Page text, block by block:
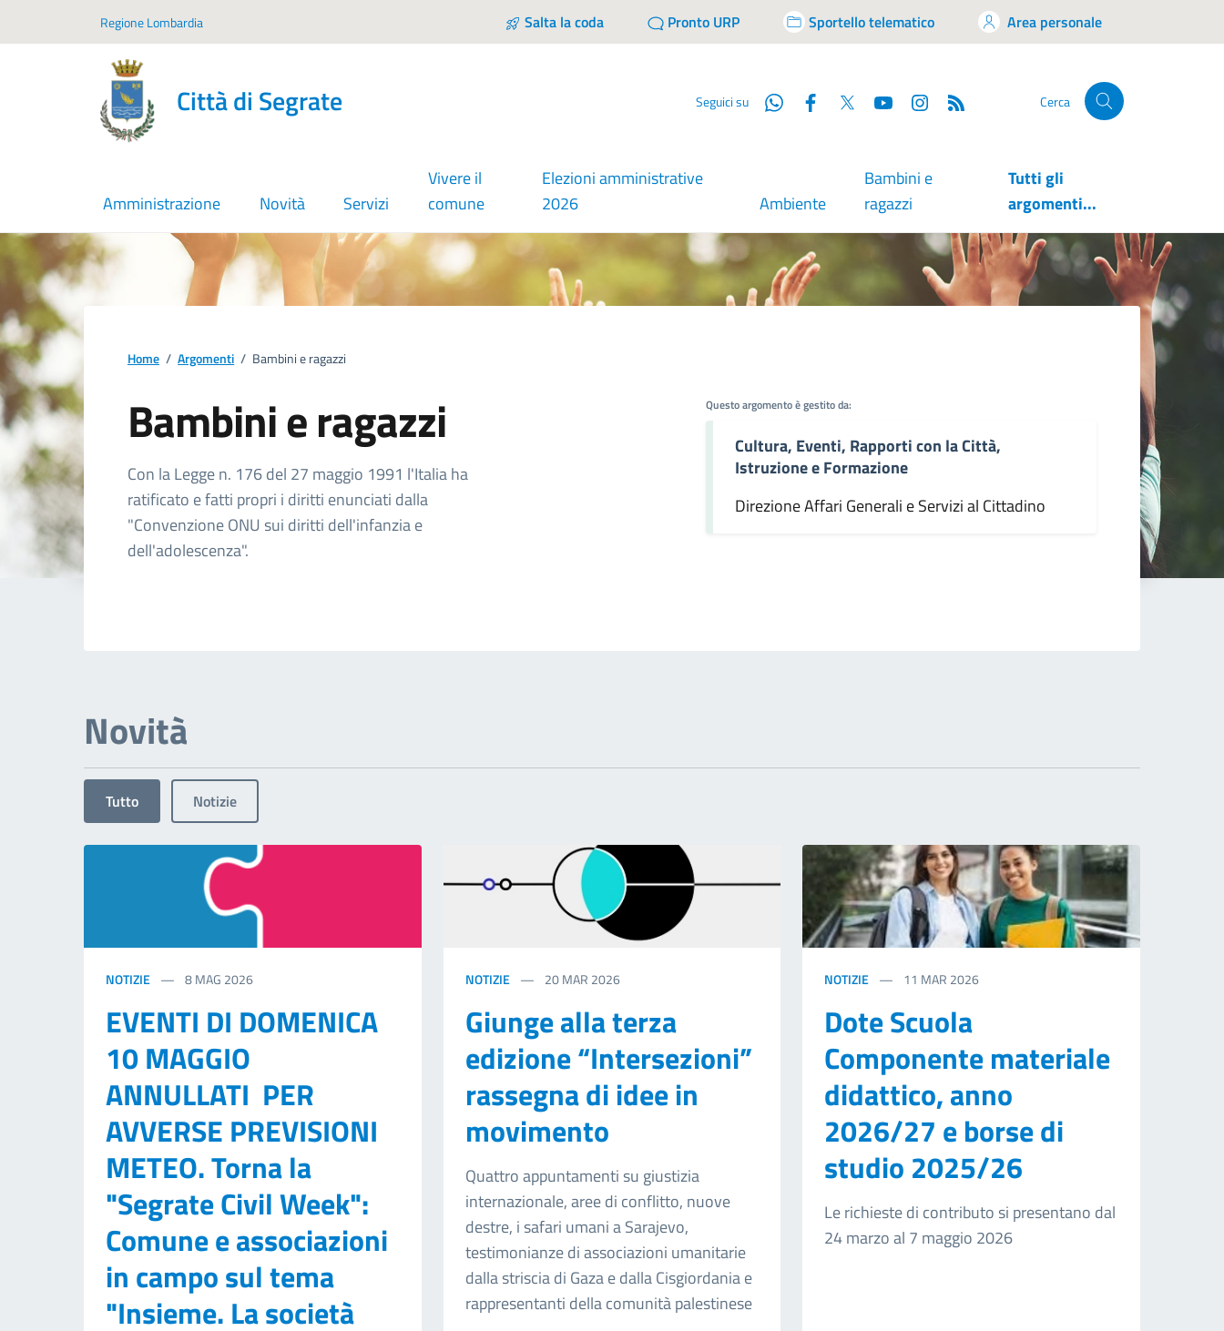
Regione Lombardia Salta la coda Pronto URP Sportello telematico Area personale
Città di Segrate Seguici su WhatsappFacebook
Twitter YouTube Cerca
Amministrazione Novità Servizi
Vivere il
comune
Elezioni amministrative
2026
Ambiente
Bambini e
ragazzi
Tutti gli
argomenti...
Home / Argomenti / Bambini e ragazzi
Bambini e ragazzi
Dettagli dell'argomento
Con la Legge n. 176 del 27 maggio 1991 l'Italia ha
ratificato e fatti propri i diritti enunciati dalla
"Convenzione ONU sui diritti dell'infanzia e
dell'adolescenza".
Questo argomento è gestito da:
Cultura, Eventi, Rapporti con la Città,
Istruzione e Formazione
Direzione Affari Generali e Servizi al Cittadino
Novità
Tutto Notizie
NOTIZIE 8MAG 2026
EVENTI DI DOMENICA
10 MAGGIO
ANNULLATI PER
AVVERSE PREVISIONI
METEO. Torna la
"Segrate Civil Week":
Comune e associazioni
in campo sul tema
"Insieme. La società
NOTIZIE 20 MAR 2026
Giunge alla terza
edizione “Intersezioni”
rassegna di idee in
movimento
Quattro appuntamenti su giustizia
internazionale, aree di conflitto, nuove
destre, i safari umani a Sarajevo,
testimonianze di associazioni umanitarie
dalla striscia di Gaza e dalla Cisgiordania e
rappresentanti della comunità palestinese
NOTIZIE 11 MAR 2026
Dote Scuola
Componente materiale
didattico, anno
2026/27 e borse di
studio 2025/26
Le richieste di contributo si presentano dal
24 marzo al 7 maggio 2026